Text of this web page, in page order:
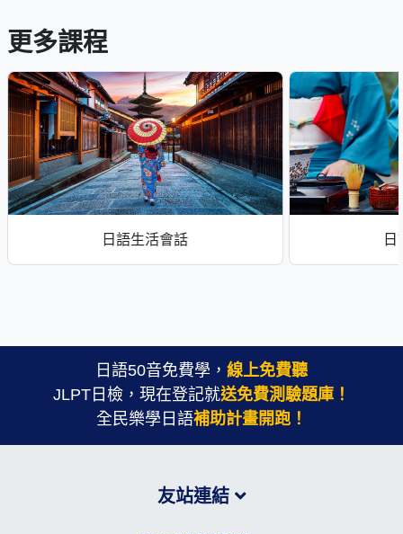
更多課程
日語生活會話
日語50音免費學， 線上免費聽
JLPT日檢，現在登記就送免費測驗題庫！
全民樂學日語補助計畫開跑！
友站連結